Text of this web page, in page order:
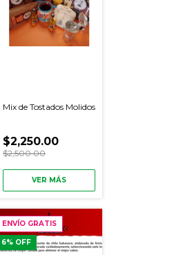
Mix de Tostados Molidos
$2,250.00
$2,500.00
VER MÁS
ENVÍO GRATIS
6% OFF